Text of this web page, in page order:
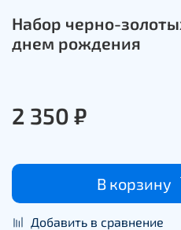
Набор черно-
днем рождения
2 350 ₽
В корзину
Добавить в сравнение